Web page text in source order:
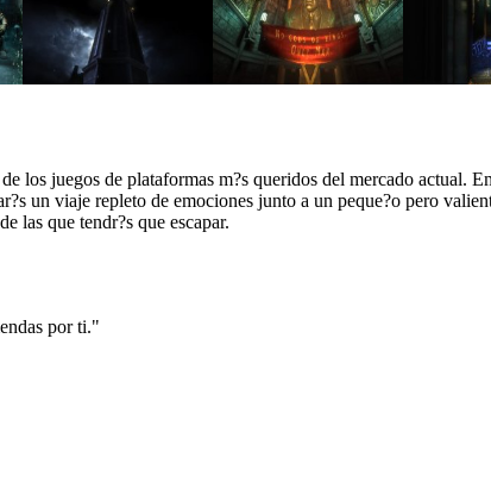
juegos de plataformas m?s queridos del mercado actual.
un viaje repleto de emociones junto a un peque?o pero
las que tendr?s que escapar.
por ti."